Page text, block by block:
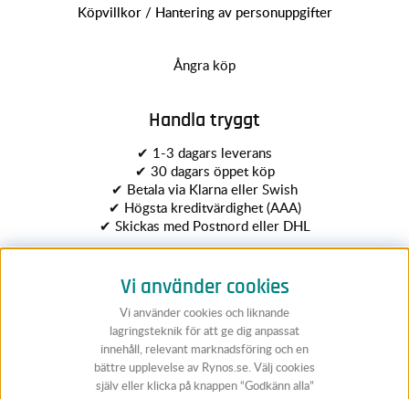
Köpvillkor / Hantering av personuppgifter
Ångra köp
Handla tryggt
✔ 1-3 dagars leverans
✔ 30 dagars öppet köp
✔ Betala via Klarna eller Swish
✔ Högsta kreditvärdighet (AAA)
✔ Skickas med Postnord eller DHL
Följ Rynos
Vi använder cookies
Vi använder cookies och liknande
lagringsteknik för att ge dig anpassat
innehåll, relevant marknadsföring och en
bättre upplevelse av Rynos.se. Välj cookies
själv eller klicka på knappen “Godkänn alla”